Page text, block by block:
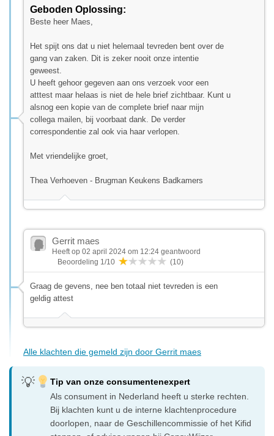
Geboden Oplossing:
Beste heer Maes,
Het spijt ons dat u niet helemaal tevreden bent over de
gang van zaken. Dit is zeker nooit onze intentie
geweest.
U heeft gehoor gegeven aan ons verzoek voor een
atttest maar helaas is niet de hele brief zichtbaar. Kunt u
alsnog een kopie van de complete brief naar mijn
collega mailen, bij voorbaat dank. De verder
correspondentie zal ook via haar verlopen.
Met vriendelijke groet,
Thea Verhoeven - Brugman Keukens Badkamers
Gerrit maes
Heeft op 02 april 2024 om 12:24 geantwoord
Beoordeling 1/10
(10)
Graag de gevens, nee ben totaal niet tevreden is een
geldig attest
Alle klachten die gemeld zijn door Gerrit maes
Tip van onze consumentenexpert
Als consument in Nederland heeft u sterke rechten.
Bij klachten kunt u de interne klachtenprocedure
doorlopen, naar de Geschillencommissie of het Kifid